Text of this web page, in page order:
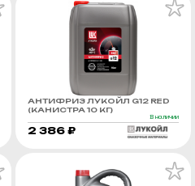
АНТИФРИЗ ЛУКОЙЛ G12 RED
(КАНИСТРА 10 КГ)
В наличии
2 386 ₽